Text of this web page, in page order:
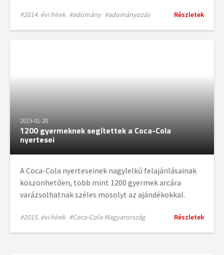
#2014. évi hírek #adomány #adományozás Részletek
2015-01-20
1200 gyermeknek segítettek a Coca-Cola
nyertesei
A Coca-Cola nyerteseinek nagylelkű felajánlásainak
köszönhetően, több mint 1200 gyermek arcára
varázsolhatnak széles mosolyt az ajándékokkal.
#2015. évi hírek #Coca-Cola Magyarország Részletek